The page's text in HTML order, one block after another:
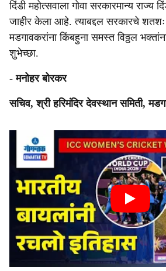
दिंडी महोत्सवाला गोवा सरकारमान्य राज्य
जाहीर केला आहे. त्याबद्दल सरकारचे
मडगावकरांना किंबहुना समस्त विठ्ठल
शुभेच्छा.
- मनोहर बोरकर
सचिव, श्री हरिमंदिर देवस्थान समिती,